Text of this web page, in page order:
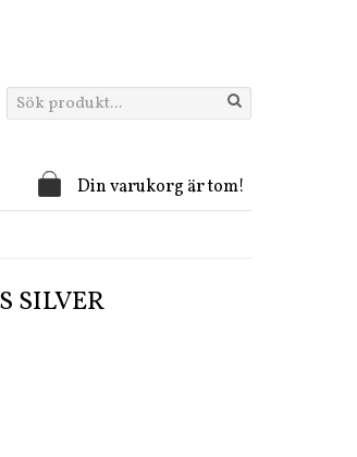
Din varukorg är tom!
SILVER